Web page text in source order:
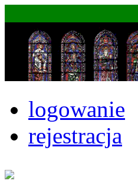
logowanie
rejestracja